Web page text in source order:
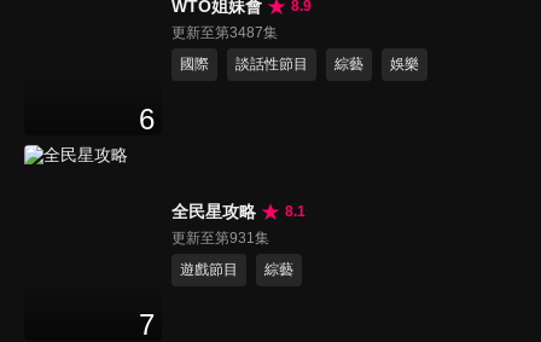
6
WTO姐妹會
8.9
更新至第3487集
國際
談話性節目 綜藝 娛樂
7
全民星攻略
8.1
更新至第931集
遊戲節目
綜藝